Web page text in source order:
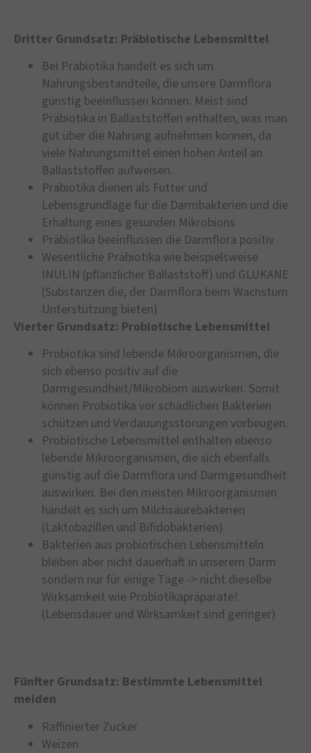
Dritter Grundsatz: Präbiotische Lebensmittel
Bei Präbiotika handelt es sich um
Nahrungsbestandteile, die unsere Darmflora
günstig beeinflussen können. Meist sind
Präbiotika in Ballaststoffen enthalten, was man
gut über die Nahrung aufnehmen können, da
viele Nahrungsmittel einen hohen Anteil an
Ballaststoffen aufweisen.
Präbiotika dienen als Futter und
Lebensgrundlage für die Darmbakterien und die
Erhaltung eines gesunden Mikrobions
Präbiotika beeinflussen die Darmflora positiv
Wesentliche Präbiotika wie beispielsweise
INULIN (pflanzlicher Ballaststoff) und GLUKANE
(Substanzen die, der Darmflora beim Wachstum
Unterstützung bieten)
Vierter Grundsatz: Probiotische Lebensmittel
Probiotika sind lebende Mikroorganismen, die
sich ebenso positiv auf die
Darmgesundheit/Mikrobiom auswirken. Somit
können Probiotika vor schädlichen Bakterien
schützen und Verdauungsstörungen vorbeugen.
Probiotische Lebensmittel enthalten ebenso
lebende Mikroorganismen, die sich ebenfalls
günstig auf die Darmflora und Darmgesundheit
auswirken. Bei den meisten Mikroorganismen
handelt es sich um Milchsäurebakterien
(Laktobazillen und Bifidobakterien).
Bakterien aus probiotischen Lebensmitteln
bleiben aber nicht dauerhaft in unserem Darm
sondern nur für einige Tage -> nicht dieselbe
Wirksamkeit wie Probiotikapräparate!
(Lebensdauer und Wirksamkeit sind geringer)
Fünfter Grundsatz: Bestimmte Lebensmittel
meiden
Raffinierter Zucker
Weizen